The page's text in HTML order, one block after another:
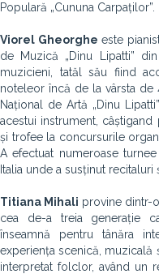
Populară „Cununa Carpaților”.
Viorel Gheorghe este
de Muzică „Dinu Lipatti”
muzicieni, tatăl său fiind
noteleor încă de la vârsta de
Național de Artă „Dinu
acestui instrument,
și trofee la concursurile
A efectuat numeroase
Italia unde a susținut recitaluri
Titiana Mihali provine dintr-
cea de-a treia generație
înseamnă pentru tânăra
experiența scenică, muzicală
interpretat folclor, având un